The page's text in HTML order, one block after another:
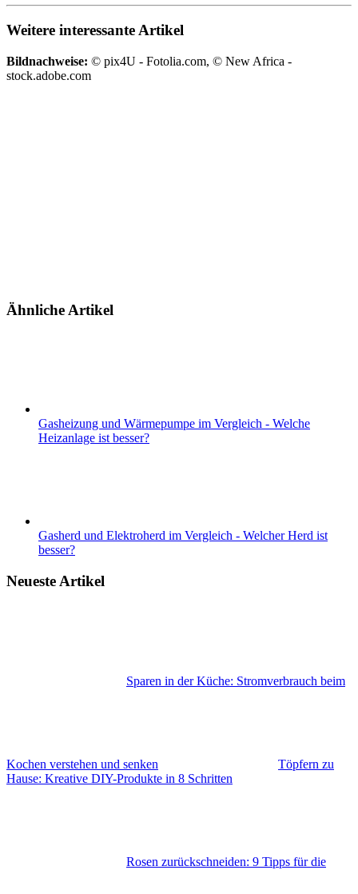
Weitere interessante Artikel
Bildnachweise: © pix4U - Fotolia.com, © New Africa -
stock.adobe.com
Ähnliche Artikel
Gasheizung und Wärmepumpe im Vergleich - Welche
Heizanlage ist besser?
Gasherd und Elektroherd im Vergleich - Welcher Herd ist
besser?
Neueste Artikel
Sparen in der Küche: Stromverbrauch beim
Kochen verstehen und senken
Töpfern zu
Hause: Kreative DIY-Produkte in 8 Schritten
Rosen zurückschneiden: 9 Tipps für die